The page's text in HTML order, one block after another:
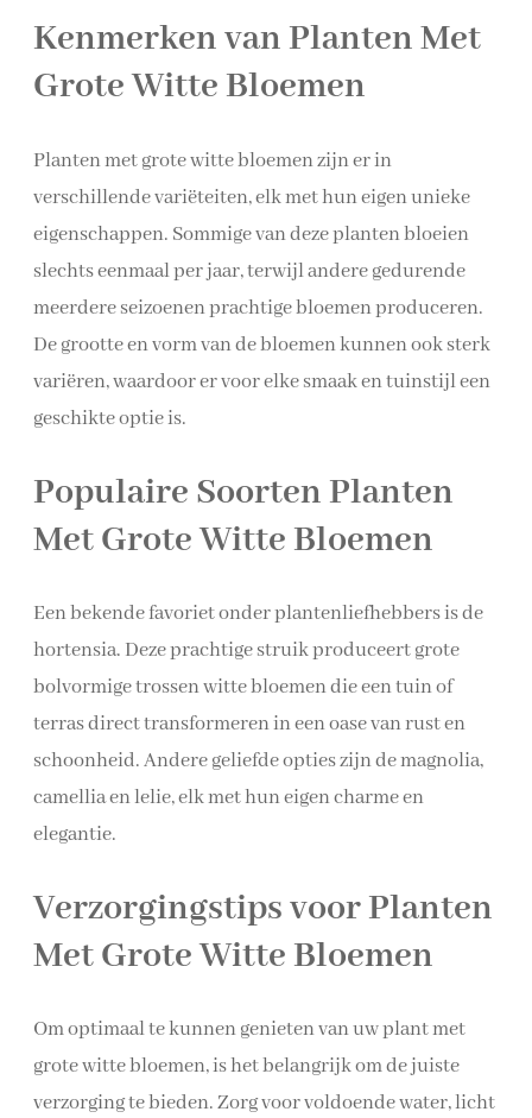
Kenmerken van Planten Met
Grote Witte Bloemen
Planten met grote witte bloemen zijn er in
verschillende variëteiten, elk met hun eigen unieke
eigenschappen. Sommige van deze planten bloeien
slechts eenmaal per jaar, terwijl andere gedurende
meerdere seizoenen prachtige bloemen produceren.
De grootte en vorm van de bloemen kunnen ook sterk
variëren, waardoor er voor elke smaak en tuinstijl een
geschikte optie is.
Populaire Soorten Planten
Met Grote Witte Bloemen
Een bekende favoriet onder plantenliefhebbers is de
hortensia. Deze prachtige struik produceert grote
bolvormige trossen witte bloemen die een tuin of
terras direct transformeren in een oase van rust en
schoonheid. Andere geliefde opties zijn de magnolia,
camellia en lelie, elk met hun eigen charme en
elegantie.
Verzorgingstips voor Planten
Met Grote Witte Bloemen
Om optimaal te kunnen genieten van uw plant met
grote witte bloemen, is het belangrijk om de juiste
verzorging te bieden. Zorg voor voldoende water, licht